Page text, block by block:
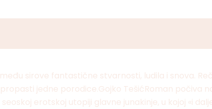
sirove fantastične stvarnosti, ludila i snova.
jedne porodice.Gojko TešićRoman počiva
erotskoj utopiji glavne junakinje, u kojoj «i